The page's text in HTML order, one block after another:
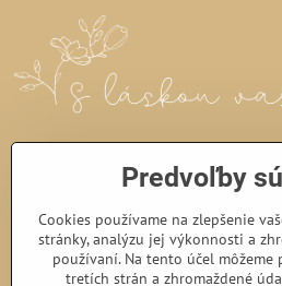
Predvoľby
Cookies používame na zlepšenie
stránky, analýzu jej výkonnosti a
používaní. Na tento účel
tretích strán a zhromaždené